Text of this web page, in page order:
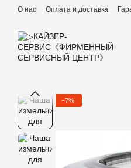
Перейти к основному контенту
О нас Оплата и доставка
−7%